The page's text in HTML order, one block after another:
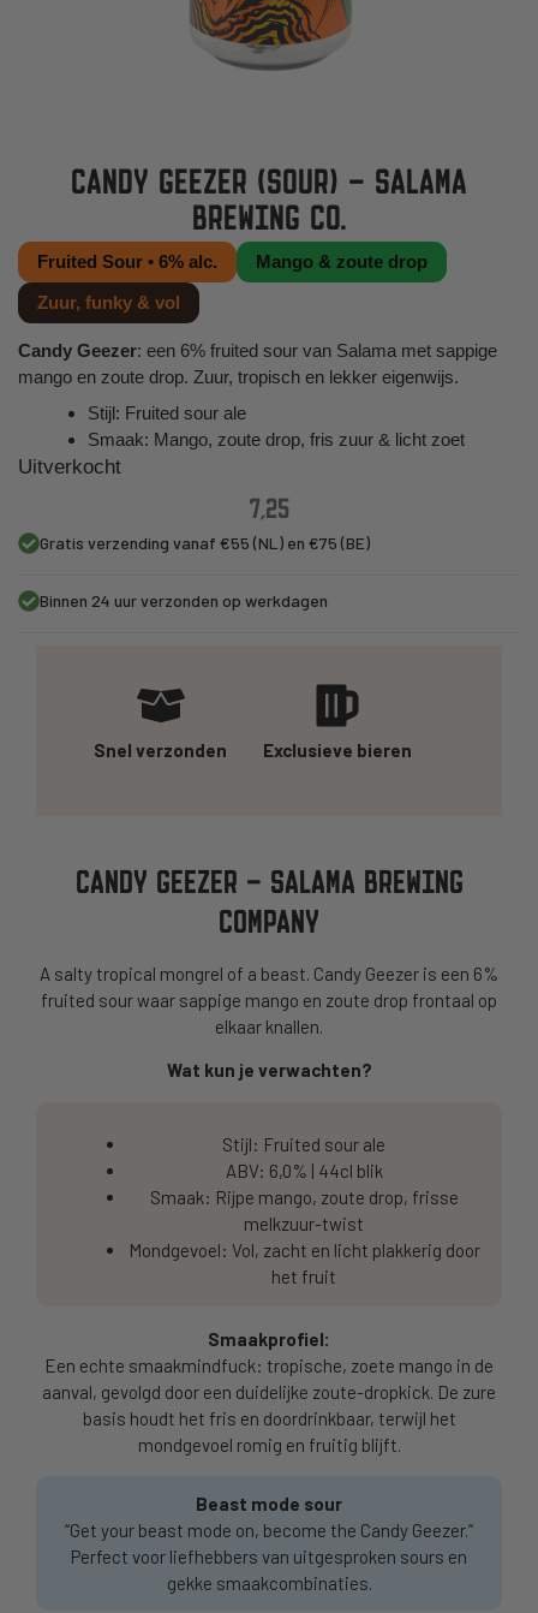
CANDY GEEZER (SOUR) – SALAMA
BREWING CO.
Fruited Sour • 6% alc.
Mango & zoute drop
Zuur, funky & vol
Candy Geezer: een 6% fruited sour van Salama met sappige
mango en zoute drop. Zuur, tropisch en lekker eigenwijs.
Stijl: Fruited sour ale
Smaak: Mango, zoute drop, fris zuur & licht zoet
Uitverkocht
7,25
Gratis verzending vanaf €55 (NL) en €75 (BE)
Binnen 24 uur verzonden op werkdagen
Snel verzonden Exclusieve bieren
CANDY GEEZER – SALAMA BREWING
COMPANY
A salty tropical mongrel of a beast. Candy Geezer is een 6%
fruited sour waar sappige mango en zoute drop frontaal op
elkaar knallen.
Wat kun je verwachten?
Stijl: Fruited sour ale
ABV: 6,0% | 44cl blik
Smaak: Rijpe mango, zoute drop, frisse
melkzuur-twist
Mondgevoel: Vol, zacht en licht plakkerig door
het fruit
Smaakprofiel:
Een echte smaakmindfuck: tropische, zoete mango in de
aanval, gevolgd door een duidelijke zoute-dropkick. De zure
basis houdt het fris en doordrinkbaar, terwijl het
mondgevoel romig en fruitig blijft.
Beast mode sour
“Get your beast mode on, become the Candy Geezer.”
Perfect voor liefhebbers van uitgesproken sours en
gekke smaakcombinaties.